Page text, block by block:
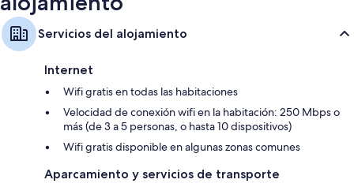
Servicios del alojamiento
Internet
Wifi gratis en todas las habitaciones
Velocidad de conexión wifi en la habitación: 250 Mbps o
más (de 3 a 5 personas, o hasta 10 dispositivos)
Wifi gratis disponible en algunas zonas comunes
Aparcamiento y servicios de transporte